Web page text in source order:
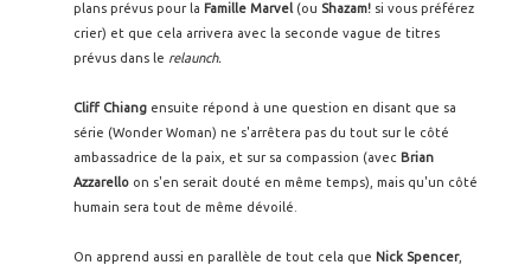
plans prévus pour la Famille Marvel (ou Shazam! si vous préférez
crier) et que cela arrivera avec la seconde vague de titres
prévus dans le relaunch.
Cliff Chiang ensuite répond à une question en disant que sa
série (Wonder Woman) ne s'arrêtera pas du tout sur le côté
ambassadrice de la paix, et sur sa compassion (avec Brian
Azzarello on s'en serait douté en même temps), mais qu'un côté
humain sera tout de même dévoilé.
On apprend aussi en parallèle de tout cela que Nick Spencer,